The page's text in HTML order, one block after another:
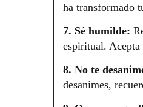
ha transformado
7. Sé humilde:
espiritual. Acepta
8. No te
desanimes,